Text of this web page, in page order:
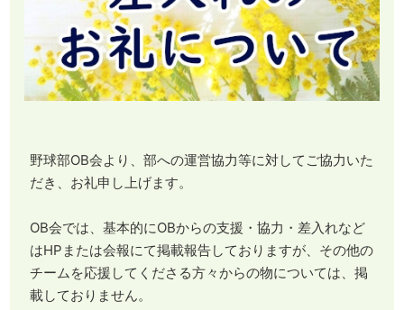
野球部OB会より、部への運営協力等に対してご協力いた
だき、お礼申し上げます。
OB会では、基本的にOBからの支援・協力・差入れなど
はHPまたは会報にて掲載報告しておりますが、その他の
チームを応援してくださる方々からの物については、掲
載しておりません。